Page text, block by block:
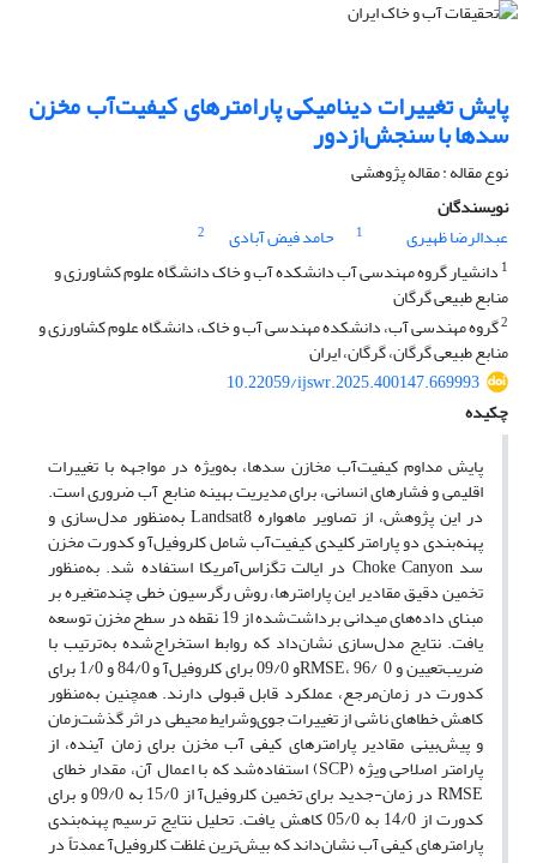
پایش تغییرات دینامیکی پارامترهای کیفیت‌آب مخزن
سدها با سنجش‌از‌دور
نوع مقاله : مقاله پژوهشی
نویسندگان
عبدالرضا ظهیری
1 حامد فیض آبادی
2
1 دانشیار گروه مهندسی آب دانشکده آب و خاک دانشگاه علوم کشاورزی و
منابع طبیعی گرگان
2گروه مهندسی آب، دانشکده مهندسی آب و خاک، دانشگاه علوم کشاورزی و
منابع طبیعی گرگان، گرگان، ایران
10.22059/ijswr.2025.400147.669993
چکیده
پایش مداوم کیفیت‌آب مخازن سدها، به‌ویژه در مواجهه با تغییرات
اقلیمی و فشارهای انسانی، برای مدیریت بهینه منابع آب ضروری است.
در این پژوهش، از تصاویر ماهواره‌ Landsat8 به‌منظور مدل‌سازی و
پهنه‌بندی دو پارامتر کلیدی کیفیت‌آب شامل کلروفیل‌آ و کدورت مخزن
سد Choke Canyon در ایالت تگزاس‌آمریکا استفاده شد. به‌منظور
تخمین دقیق مقادیر این پارامترها، روش رگرسیون خطی چندمتغیره بر
مبنای داده‌های میدانی برداشت‌شده از 19 نقطه در سطح مخزن توسعه
یافت. نتایج مدل‌سازی نشان‌داد که روابط استخراج‌شده به‌ترتیب با
ضریب‌تعیین و RMSE، 96/ 0و 09/0 برای کلروفیل‌آ و 84/0 و 1/0 برای
کدورت در زمان‌مرجع، عملکرد قابل قبولی دارند. همچنین به‌منظور
کاهش خطاهای ناشی از تغییرات جوی‌و‌شرایط محیطی در اثر گذشت‌زمان
و پیش‌بینی مقادیر پارامترهای کیفی آب مخزن برای زمان آینده، از
پارامتر اصلاحی ویژه (SCP) استفاده‌شد که با اعمال آن، مقدار خطای
RMSE در زمان-جدید برای تخمین کلروفیل‌آ از 15/0 به 09/0 و برای
کدورت از 14/0 به 05/0 کاهش یافت. تحلیل نتایج ترسیم پهنه‌بندی
پارامترهای کیفی آب نشان‌داند که بیش‌ترین غلظت کلروفیل‌آ عمدتاً در